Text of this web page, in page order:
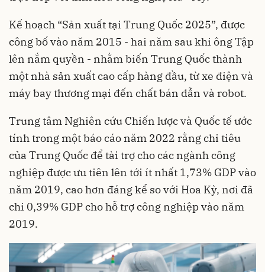
Kế hoạch “Sản xuất tại Trung Quốc 2025”, được
công bố vào năm 2015 - hai năm sau khi ông Tập
lên nắm quyền - nhằm biến Trung Quốc thành
một nhà sản xuất cao cấp hàng đầu, từ xe điện và
máy bay thương mại đến chất bán dẫn và robot.
Trung tâm Nghiên cứu Chiến lược và Quốc tế ước
tính trong một báo cáo năm 2022 rằng chi tiêu
của Trung Quốc để tài trợ cho các ngành công
nghiệp được ưu tiên lên tới ít nhất 1,73% GDP vào
năm 2019, cao hơn đáng kể so với Hoa Kỳ, nơi đã
chi 0,39% GDP cho hỗ trợ công nghiệp vào năm
2019.